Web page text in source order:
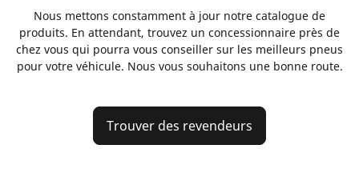
Nous mettons constamment à jour notre catalogue de
produits. En attendant, trouvez un concessionnaire près de
chez vous qui pourra vous conseiller sur les meilleurs pneus
pour votre véhicule. Nous vous souhaitons une bonne route.
Trouver des revendeurs